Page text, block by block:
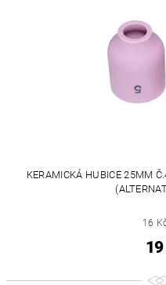
KERAMICKÁ HUBICE 25MM
16